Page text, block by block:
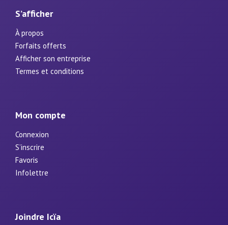
S’afficher
À propos
Forfaits offerts
Afficher son entreprise
Termes et conditions
Mon compte
Connexion
S’inscrire
Favoris
Infolettre
Joindre Icïa